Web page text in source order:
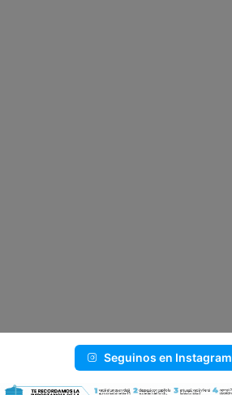
Seguinos en Instagram